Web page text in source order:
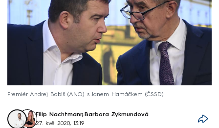
Premiér Andrej Babiš (ANO) s Janem Hamáčkem (ČSSD)
Filip Nachtmann, Barbora Zykmundová
27. kvě 2020, 13:19